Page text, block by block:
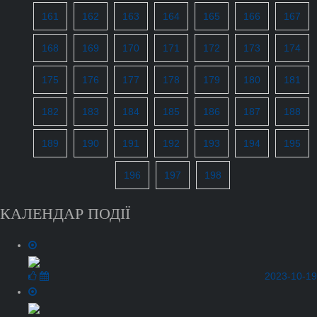
161 162 163 164 165 166 167
168 169 170 171 172 173 174
175 176 177 178 179 180 181
182 183 184 185 186 187 188
189 190 191 192 193 194 195
196 197 198
КАЛЕНДАР ПОДІЇ
2023-10-19